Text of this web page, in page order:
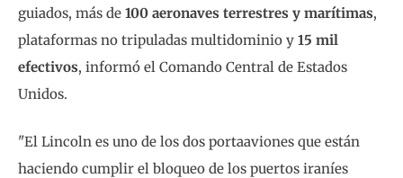
guiados, más de 100 aeronaves terrestres y marítimas,
plataformas no tripuladas multidominio y 15 mil
efectivos, informó el Comando Central de Estados
Unidos.
"El Lincoln es uno de los dos portaaviones que están
haciendo cumplir el bloqueo de los puertos iraníes